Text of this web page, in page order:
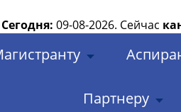
Сегодня: 09-08-2026. Сейчас
Партнеру